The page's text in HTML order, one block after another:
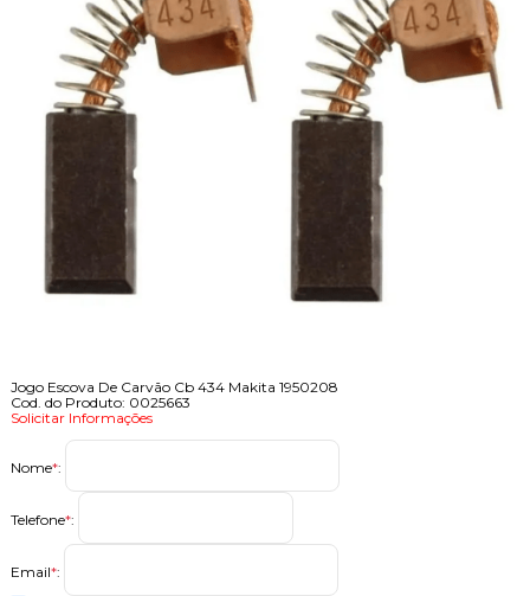
Jogo Escova De Carvão Cb 434 Makita 1950208
Cod. do Produto: 0025663
Solicitar Informações
Nome*:
Telefone*:
Email*: